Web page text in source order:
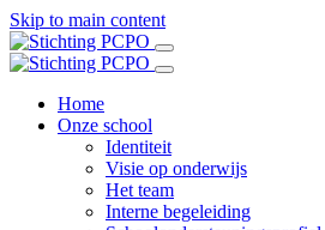
Skip to main content
Home
Onze school
Identiteit
Visie op onderwijs
Het team
Interne begeleiding